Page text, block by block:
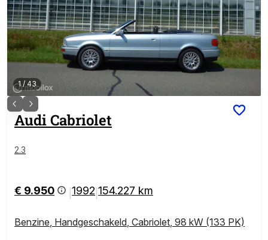
1/43
AudiCabriolet
2.3
€ 9.950 1992 154.227 km
Benzine, Handgeschakeld, Cabriolet, 98 kW (133 PK)